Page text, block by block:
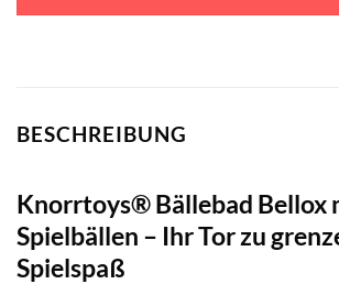
BESCHREIBUNG
Knorrtoys® Bällebad Bellox
Spielbällen – Ihr Tor zu
Spielspaß